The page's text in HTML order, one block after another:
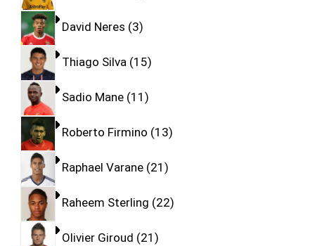
David Neres 3
Thiago Silva 15
Sadio Mane 11
Roberto Firmino 13
Raphael Varane 21
Raheem Sterling 22
Olivier Giroud 21